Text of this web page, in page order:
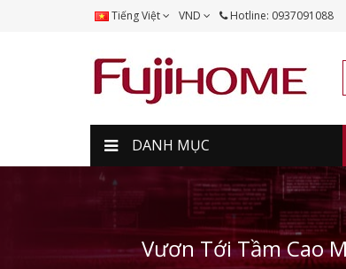
Tiếng Việt VND Hotline: 0937091088
DANH MỤC
Vươn Tới Tầm Cao